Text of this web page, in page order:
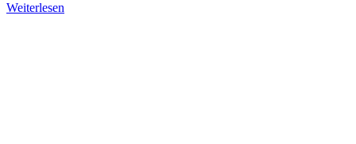
Weiterlesen